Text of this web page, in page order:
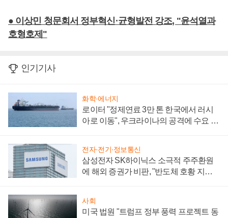
● 이상민 청문회서 정부혁신·균형발전 강조, "윤석열과
호형호제"
인기기사
화학·에너지
로이터 "정제연료 3만 톤 한국에서 러시
아로 이동", 우크라이나의 공격에 수요 늘
전자·전기·정보통신
삼성전자 SK하이닉스 소극적 주주환원
에 해외 증권가 비판, "반도체 호황 지속
사회
미국 법원 "트럼프 정부 풍력 프로젝트 동